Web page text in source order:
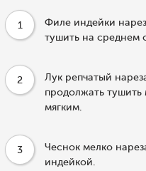
1
Филе индейки
тушить на среднем
2
Лук репчатый
продолжать тушить
мягким.
3
Чеснок мелко
индейкой.